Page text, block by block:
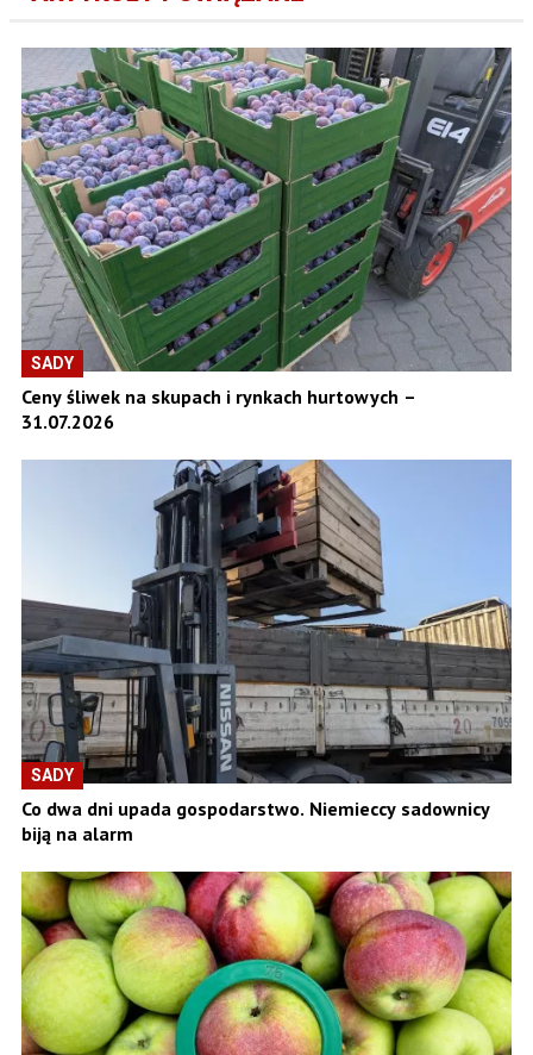
SADY
Ceny śliwek na skupach i rynkach hurtowych –
31.07.2026
SADY
Co dwa dni upada gospodarstwo. Niemieccy sadownicy
biją na alarm